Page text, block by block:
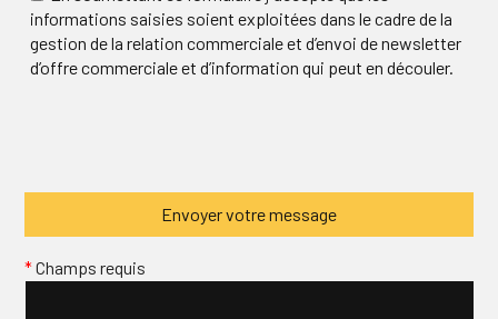
informations saisies soient exploitées dans le cadre de la
gestion de la relation commerciale et d’envoi de newsletter
d’offre commerciale et d’information qui peut en découler.
*Champs requis